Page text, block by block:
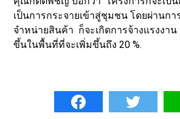
เป็นการกระจายเข้าสู่ชุมชน โดยผ่านกา
จำหน่ายสินค้า ก็จะเกิดการจ้างแรงงาน
ขึ้นในพื้นที่ที่จะเพิ่มขึ้นถึง 20 %.